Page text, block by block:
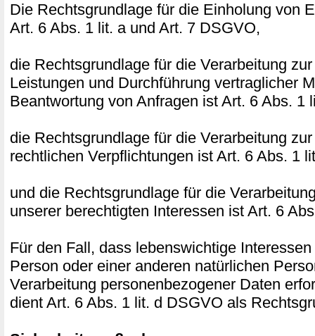
Die Rechtsgrundlage für die Einholung von
Art. 6 Abs. 1 lit. a und Art. 7 DSGVO,
die Rechtsgrundlage für die Verarbeitung
Leistungen und Durchführung vertraglicher
Beantwortung von Anfragen ist Art. 6 Abs. 1
die Rechtsgrundlage für die Verarbeitung
rechtlichen Verpflichtungen ist Art. 6 Abs. 1
und die Rechtsgrundlage für die
unserer berechtigten Interessen ist Art. 6
Für den Fall, dass lebenswichtige
Person oder einer anderen natürlichen
Verarbeitung personenbezogener Daten
dient Art. 6 Abs. 1 lit. d DSGVO als